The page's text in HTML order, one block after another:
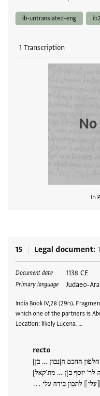
ib-untranslated-eng ib2
1 Transcription
In
15 Legal document
Document date 1138 CE
Primary language Judaeo-
India Book IV,28 (ח29). Fragment of a partnership agreement in
which one of the partners is
Location: likely Lucena. …
recto
החכם ה[נבון ... בן]
לר' יוסף ב[ן ... מת'קאל]
לתכון בידה עלי …
Tags